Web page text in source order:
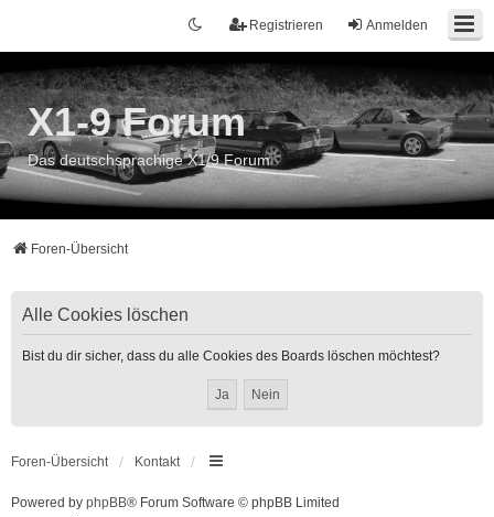
Anmelden
Registrieren
X1-9 Forum
Das deutschsprachige X1/9 Forum
Foren-Übersicht
Alle Cookies löschen
Bist du dir sicher, dass du alle Cookies des Boards löschen möchtest?
Foren-Übersicht Kontakt
Powered by phpBB® Forum Software © phpBB Limited